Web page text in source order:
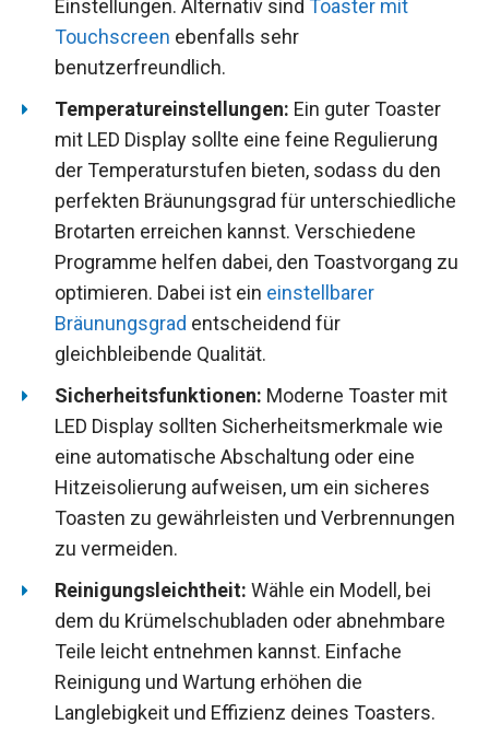
Einstellungen. Alternativ sind Toaster mit
Touchscreen ebenfalls sehr
benutzerfreundlich.
Temperatureinstellungen: Ein guter Toaster
mit LED Display sollte eine feine Regulierung
der Temperaturstufen bieten, sodass du den
perfekten Bräunungsgrad für unterschiedliche
Brotarten erreichen kannst. Verschiedene
Programme helfen dabei, den Toastvorgang zu
optimieren. Dabei ist ein einstellbarer
Bräunungsgrad entscheidend für
gleichbleibende Qualität.
Sicherheitsfunktionen: Moderne Toaster mit
LED Display sollten Sicherheitsmerkmale wie
eine automatische Abschaltung oder eine
Hitzeisolierung aufweisen, um ein sicheres
Toasten zu gewährleisten und Verbrennungen
zu vermeiden.
Reinigungsleichtheit: Wähle ein Modell, bei
dem du Krümelschubladen oder abnehmbare
Teile leicht entnehmen kannst. Einfache
Reinigung und Wartung erhöhen die
Langlebigkeit und Effizienz deines Toasters.